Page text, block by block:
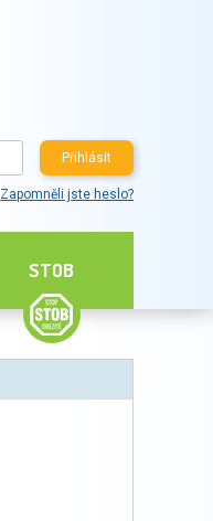
Přihlásit
Zapomněli jste heslo?
STOB